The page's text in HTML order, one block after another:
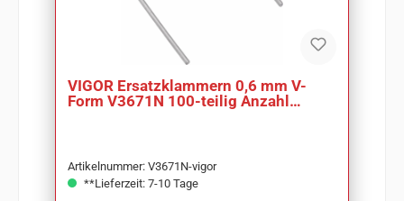
VIGOR Ersatzklammern 0,6 mm V-
Form V3671N 100-teilig Anzahl
Artikelnummer: V3671N-vigor
**Lieferzeit: 7-10 Tage